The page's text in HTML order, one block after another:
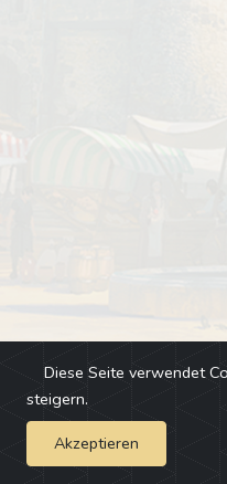
Impressum - Changelog
Diese Seite verwendet
steigern.
Akzeptieren